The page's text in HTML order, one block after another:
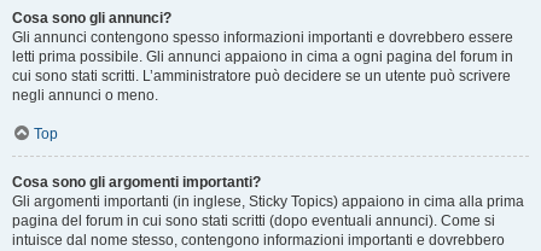
Cosa sono gli annunci?
Gli annunci contengono spesso informazioni importanti e dovrebbero essere
letti prima possibile. Gli annunci appaiono in cima a ogni pagina del forum in
cui sono stati scritti. L’amministratore può decidere se un utente può scrivere
negli annunci o meno.
Top
Cosa sono gli argomenti importanti?
Gli argomenti importanti (in inglese, Sticky Topics) appaiono in cima alla prima
pagina del forum in cui sono stati scritti (dopo eventuali annunci). Come si
intuisce dal nome stesso, contengono informazioni importanti e dovrebbero